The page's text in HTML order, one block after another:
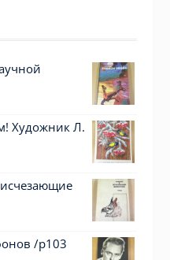
Художник Л.
/p103